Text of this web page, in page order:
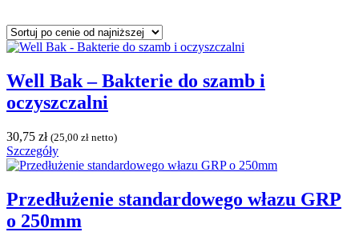
Well Bak – Bakterie do szamb i
oczyszczalni
30,75 zł (25,00 zł netto)
Szczegóły
Przedłużenie standardowego włazu GRP
o 250mm